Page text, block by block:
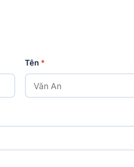
Tên *